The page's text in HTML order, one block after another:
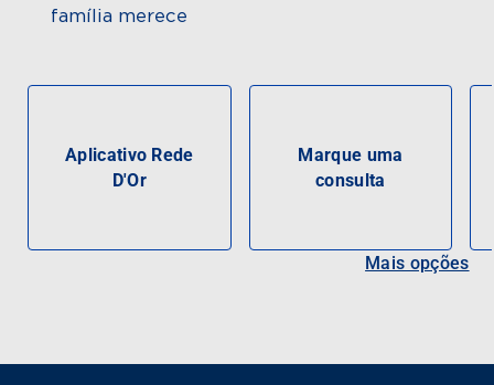
família merece
Aplicativo Rede
D'Or
Marque uma
consulta
Mais opções